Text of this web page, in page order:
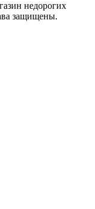
недорогих
защищены.